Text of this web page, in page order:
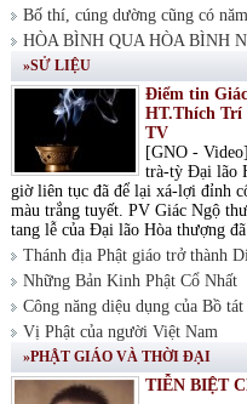
Bố thí, cúng dường cũng có
HÒA BÌNH QUA HÒA BÌNH
»SỬ LIỆU
Điểm tin
HT.Thích Trí
TV
[GNO -
trà-tỳ Đại lão
giờ liên tục đã để lại xá-lợi đỉnh
màu trắng tuyết. PV Giác Ngộ
tang lễ của Đại lão Hòa thượng
Thánh địa Phật giáo trở thành
Những Bản Kinh Phật Cổ Nhất
Công năng diệu dụng của Bồ
Vị Phật của người Việt Nam
»PHẬT GIÁO VÀ THỜI ĐẠI
TIỄN BIỆT